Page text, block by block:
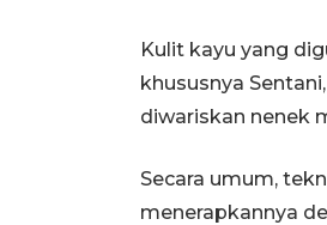
Kulit kayu yang
khususnya
diwariskan nenek
Secara umum,
menerapkannya